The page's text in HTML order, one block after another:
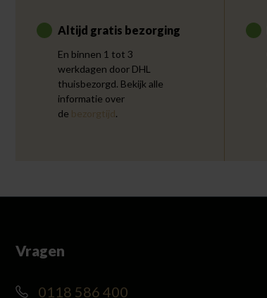
Altijd gratis bezorging
En binnen 1 tot 3
werkdagen door DHL
thuisbezorgd. Bekijk alle
informatie over
de bezorgtijd.
Vragen
0118 586 400